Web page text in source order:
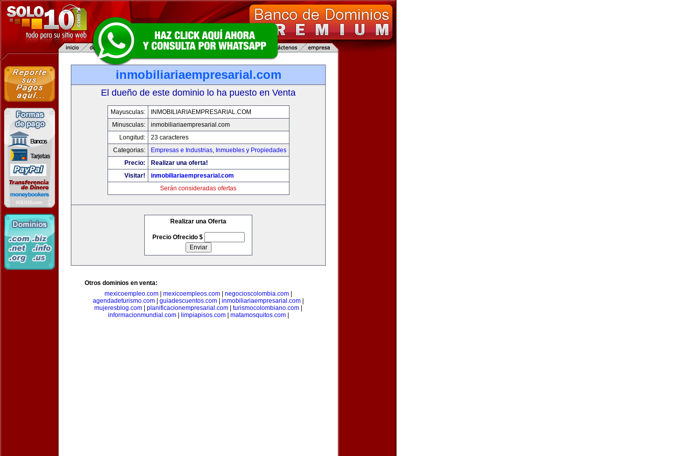
inmobiliariaempresarial.com
El dueño de este dominio lo ha puesto en Venta
Mayusculas:
INMOBILIARIAEMPRESARIAL.COM
Minusculas:
inmobiliariaempresarial.com
Longitud:
23 caracteres
Categorias:
Empresas e Industrias, Inmuebles y Propiedades
Precio:
Realizar una oferta!
Visitar!
inmobiliariaempresarial.com
Serán consideradas ofertas
Realizar una Oferta
Precio Ofrecido $
Otros dominios en venta:
mexicoempleo.com
mexicoempleos.com negocioscolombia.com
agendadeturismo.com
guiadescuentos.com inmobiliariaempresarial.com
mujeresblog.com
planificacionempresarial.com turismocolombiano.com
informacionmundial.com| limpiapisos.com| matamosquitos.com|